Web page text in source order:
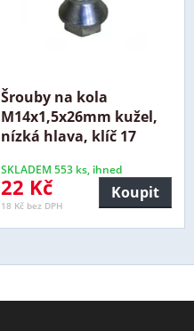
Šrouby na kola
M14x1,5x26mm kužel,
nízká hlava, klíč 17
SKLADEM 553 ks, ihned
22 Kč
18 Kč bez DPH
Koupit